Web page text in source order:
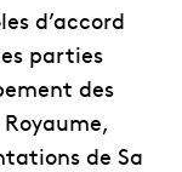
d’accord
parties
des
de Sa